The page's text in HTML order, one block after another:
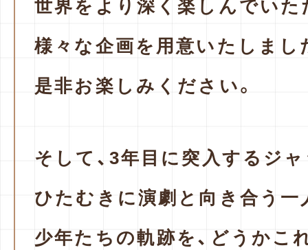
世界をより 深く楽しんでいた
様々な企画を用意いたしまし
是非お楽しみください。
そして、3年目に突入するジ
ひたむきに演劇と向き合う一
少年たちの軌跡を、 どうかこ